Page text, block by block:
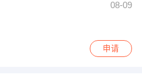
08-09
申请